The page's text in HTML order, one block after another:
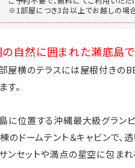
※1部屋につき3台以上でお越しの場合
自然に囲まれた瀬底島で
屋横のテラスには屋根付きの
す。
に位置する沖縄最大級グラン
のドームテント＆キャビンで、
ンセットや満点の星空に包まれ